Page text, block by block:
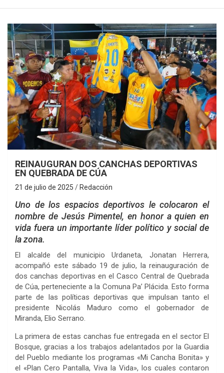
REINAUGURAN DOS CANCHAS DEPORTIVAS
EN QUEBRADA DE CÚA
21 de julio de 2025 Redacción
Uno de los espacios deportivos le colocaron el
nombre de Jesús Pimentel, en honor a quien en
vida fuera un importante líder político y social de
la zona.
El alcalde del municipio Urdaneta, Jonatan Herrera,
acompañó este sábado 19 de julio, la reinauguración de
dos canchas deportivas en el Casco Central de Quebrada
de Cúa, perteneciente a la Comuna Pa’ Plácida. Esto forma
parte de las políticas deportivas que impulsan tanto el
presidente Nicolás Maduro como el gobernador de
Miranda, Elio Serrano.
La primera de estas canchas fue entregada en el sector El
Bosque, gracias a los trabajos adelantados por la Guardia
del Pueblo mediante los programas «Mi Cancha Bonita» y
el «Plan Cero Pantalla, Viva la Vida», los cuales contaron